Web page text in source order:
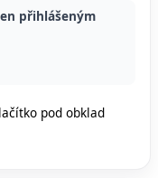
přihlášeným
pod obklad